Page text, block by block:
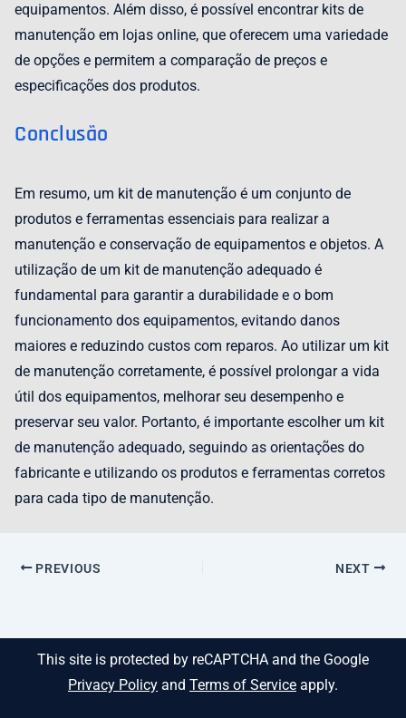
equipamentos. Além disso, é possível encontrar kits de
manutenção em lojas online, que oferecem uma variedade
de opções e permitem a comparação de preços e
especificações dos produtos.
Conclusão
Em resumo, um kit de manutenção é um conjunto de
produtos e ferramentas essenciais para realizar a
manutenção e conservação de equipamentos e objetos. A
utilização de um kit de manutenção adequado é
fundamental para garantir a durabilidade e o bom
funcionamento dos equipamentos, evitando danos
maiores e reduzindo custos com reparos. Ao utilizar um kit
de manutenção corretamente, é possível prolongar a vida
útil dos equipamentos, melhorar seu desempenho e
preservar seu valor. Portanto, é importante escolher um kit
de manutenção adequado, seguindo as orientações do
fabricante e utilizando os produtos e ferramentas corretos
para cada tipo de manutenção.
PREVIOUS NEXT
This site is protected by reCAPTCHA and the Google
Privacy Policy and Terms of Service apply.